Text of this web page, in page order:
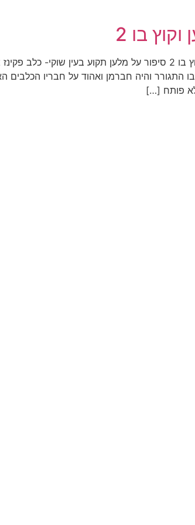
בו 2
מלען וקוץ בו 2 סיפור על מלען תקוע בעין
התגורר והיה חברמן ואהוד על חבריו הכלבים
פותח […]